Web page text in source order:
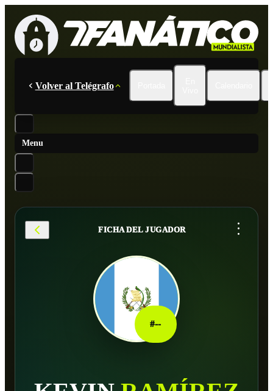
Volver al Telégrafo
Menu
FICHA DEL JUGADOR ...
#--